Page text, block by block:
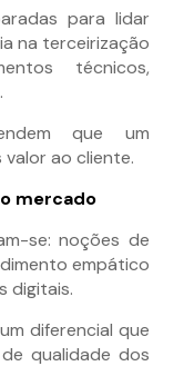
para lidar
na terceirização
técnicos,
que um
ao cliente.
mercado
se: noções de
empático
digitais.
diferencial que
qualidade dos